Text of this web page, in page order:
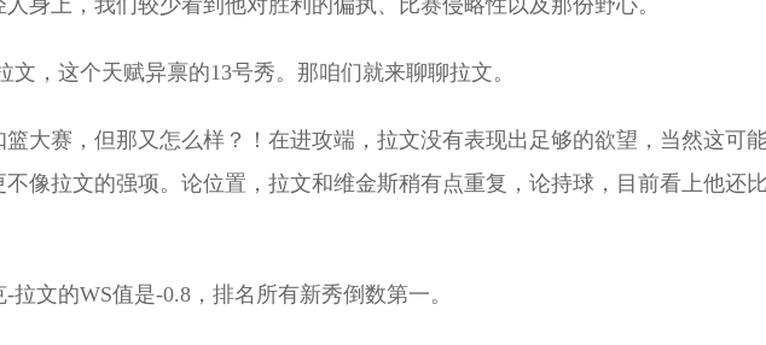
身上，我们较少看到他对胜利的偏执、比赛侵略性以及那份野心。
文，这个天赋异禀的13号秀。那咱们就来聊聊拉文。
大赛，但那又怎么样？！在进攻端，拉文没有表现出足够的欲望，当然这可
像拉文的强项。论位置，拉文和维金斯稍有点重复，论持球，目前看上他还
文的WS值是-0.8，排名所有新秀倒数第一。